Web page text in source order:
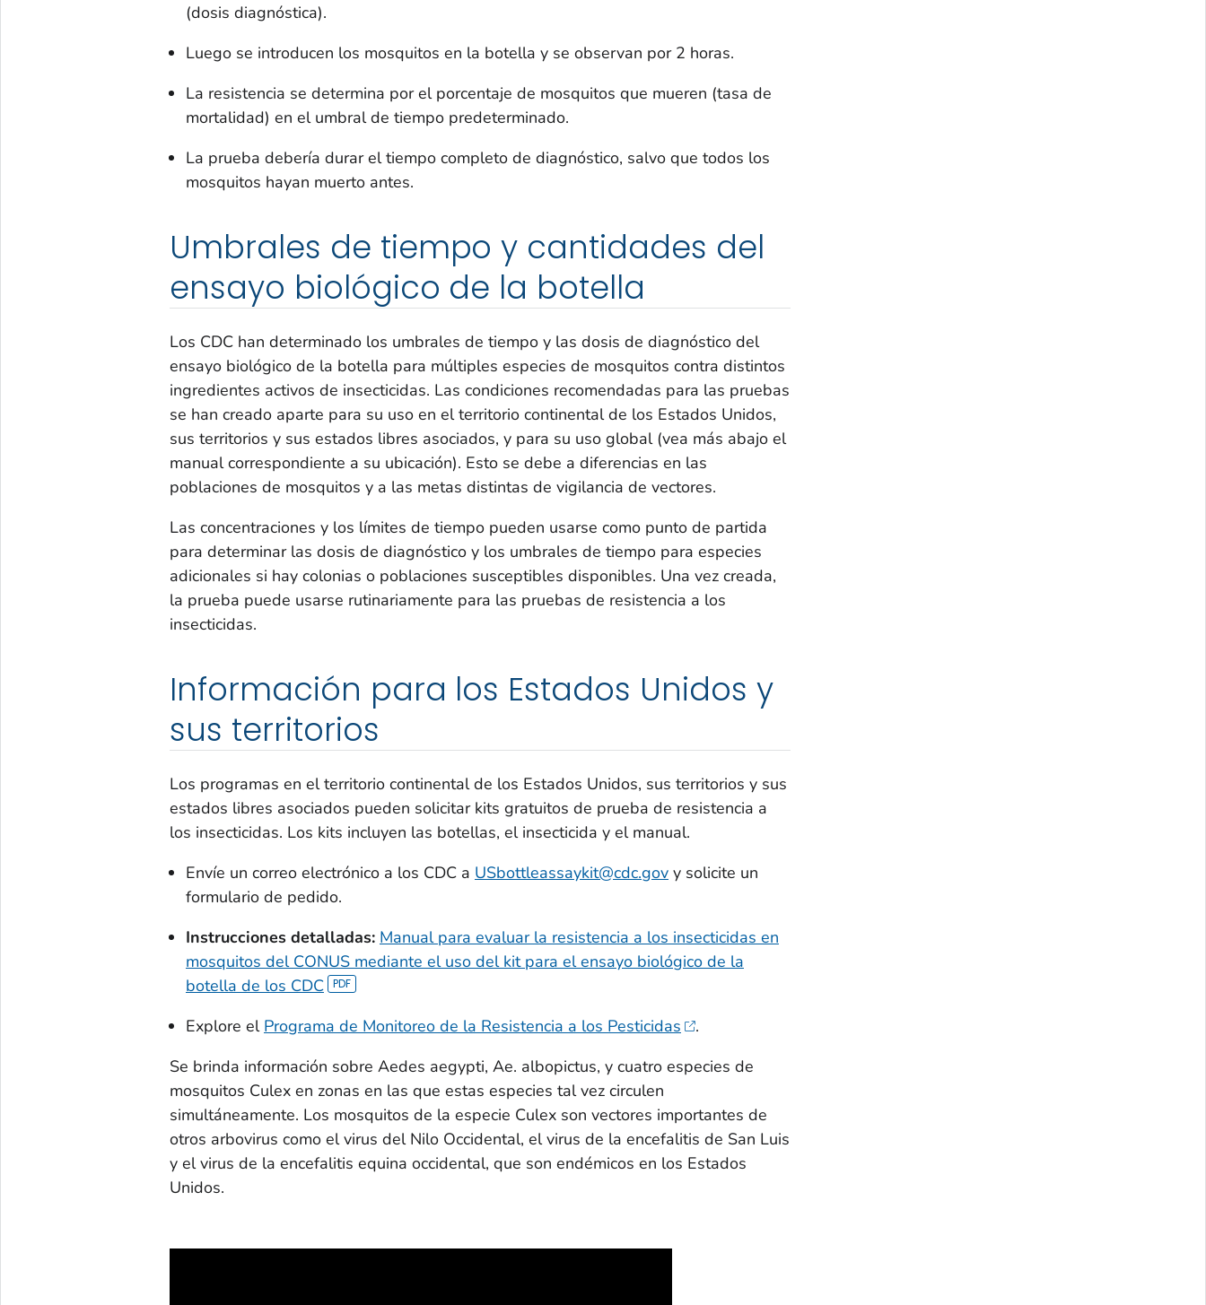
(dosis diagnóstica).
Luego se introducen los mosquitos en la botella y se observan por 2 horas.
La resistencia se determina por el porcentaje de mosquitos que mueren (tasa de
mortalidad) en el umbral de tiempo predeterminado.
La prueba debería durar el tiempo completo de diagnóstico, salvo que todos los
mosquitos hayan muerto antes.
Umbrales de tiempo y cantidades del
ensayo biológico de la botella
Los CDC han determinado los umbrales de tiempo y las dosis de diagnóstico del
ensayo biológico de la botella para múltiples especies de mosquitos contra distintos
ingredientes activos de insecticidas. Las condiciones recomendadas para las pruebas
se han creado aparte para su uso en el territorio continental de los Estados Unidos,
sus territorios y sus estados libres asociados, y para su uso global (vea más abajo el
manual correspondiente a su ubicación). Esto se debe a diferencias en las
poblaciones de mosquitos y a las metas distintas de vigilancia de vectores.
Las concentraciones y los límites de tiempo pueden usarse como punto de partida
para determinar las dosis de diagnóstico y los umbrales de tiempo para especies
adicionales si hay colonias o poblaciones susceptibles disponibles. Una vez creada,
la prueba puede usarse rutinariamente para las pruebas de resistencia a los
insecticidas.
Información para los Estados Unidos y
sus territorios
Los programas en el territorio continental de los Estados Unidos, sus territorios y sus
estados libres asociados pueden solicitar kits gratuitos de prueba de resistencia a
los insecticidas. Los kits incluyen las botellas, el insecticida y el manual.
Envíe un correo electrónico a los CDC a USbottleassaykit@cdc.govy solicite un
formulario de pedido.
Instrucciones detalladas: Manual para evaluar la resistencia a los insecticidas en
mosquitos del CONUS mediante el uso del kit para el ensayo biológico de la
botella de los CDC
Explore el Programa de Monitoreo de la Resistencia a los Pesticidas
.
Se brinda información sobre Aedes aegypti, Ae. albopictus, y cuatro especies de
mosquitos Culexen zonas en las que estas especies tal vez circulen
simultáneamente. Los mosquitos de la especie Culexson vectores importantes de
otros arbovirus como el virus del Nilo Occidental, el virus de la encefalitis de San Luis
y el virus de la encefalitis equina occidental, que son endémicos en los Estados
Unidos.